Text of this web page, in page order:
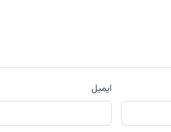
ایمیل